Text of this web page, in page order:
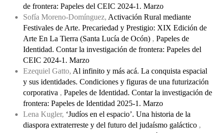
de frontera: Papeles del CEIC 2024-1. Marzo
Sofía Moreno-Domínguez, Activación Rural mediante
Festivales de Arte. Precariedad y Prestigio: XIX Edición de
Arte En La Tierra (Santa Lucía de Ocón) , Papeles de
Identidad. Contar la investigación de frontera: Papeles del
CEIC 2024-1. Marzo
Ezequiel Gatto, Al infinito y más acá. La conquista espacial
y sus identidades. Condiciones y figuras de una futurización
corporativa , Papeles de Identidad. Contar la investigación de
frontera: Papeles de Identidad 2025-1. Marzo
Lena Kugler, ‘Judíos en el espacio’. Una historia de la
diaspora extraterreste y del futuro del judaísmo galáctico ,